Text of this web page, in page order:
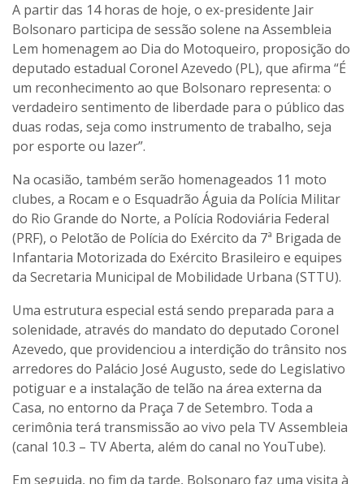
A partir das 14 horas de hoje, o ex-presidente Jair
Bolsonaro participa de sessão solene na Assembleia
Lem homenagem ao Dia do Motoqueiro, proposição do
deputado estadual Coronel Azevedo (PL), que afirma “É
um reconhecimento ao que Bolsonaro representa: o
verdadeiro sentimento de liberdade para o público das
duas rodas, seja como instrumento de trabalho, seja
por esporte ou lazer”.
Na ocasião, também serão homenageados 11 moto
clubes, a Rocam e o Esquadrão Águia da Polícia Militar
do Rio Grande do Norte, a Polícia Rodoviária Federal
(PRF), o Pelotão de Polícia do Exército da 7ª Brigada de
Infantaria Motorizada do Exército Brasileiro e equipes
da Secretaria Municipal de Mobilidade Urbana (STTU).
Uma estrutura especial está sendo preparada para a
solenidade, através do mandato do deputado Coronel
Azevedo, que providenciou a interdição do trânsito nos
arredores do Palácio José Augusto, sede do Legislativo
potiguar e a instalação de telão na área externa da
Casa, no entorno da Praça 7 de Setembro. Toda a
cerimônia terá transmissão ao vivo pela TV Assembleia
(canal 10.3 – TV Aberta, além do canal no YouTube).
Em seguida, no fim da tarde, Bolsonaro faz uma visita à